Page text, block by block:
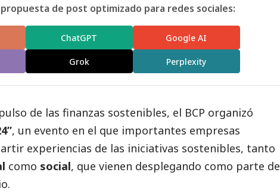
de post optimizado para redes sociales:
ChatGPT Google AI
Grok Perplexity
de las finanzas sostenibles, el BCP organizó
, un evento en el que importantes empresas
experiencias de las iniciativas sostenibles, tanto
como social, que vienen desplegando como parte de